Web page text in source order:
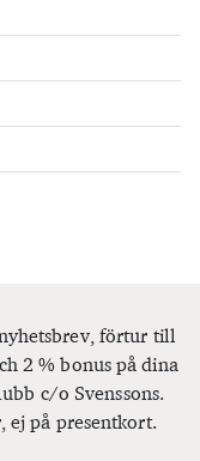
förtur till
2 % bonus på dina
c/o Svenssons.
på presentkort.